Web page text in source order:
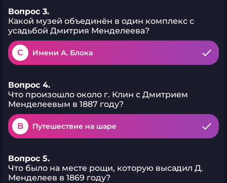
Вопрос 3.
Какой музей объединён в один комплекс с
усадьбой Дмитрия Менделеева?
C Имени А. Блока
Вопрос 4.
Что произошло около г. Клин с Дмитрием
Менделеевым в 1887 году?
B Путешествие на шаре
Вопрос 5.
Что было на месте рощи, которую высадил Д.
Менделеев в 1869 году?